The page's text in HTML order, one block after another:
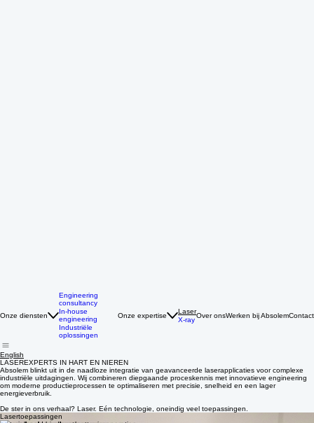
Engineering
consultancy
In-house
engineering
English
LASEREXPERTS IN HART EN NIEREN
Absolem blinkt uit in de naadloze integratie van geavanceerde laserapplicaties voor complexe
industriële uitdagingen. Wij combineren diepgaande proceskennis met innovatieve engineering
om moderne productieprocessen te optimaliseren met precisie, snelheid en een lager
energieverbruik.